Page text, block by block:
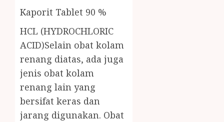
Kaporit Tablet 90 %
HCL (HYDROCHLORIC
ACID)Selain obat kolam
renang diatas, ada juga
jenis obat kolam
renang lain yang
bersifat keras dan
jarang digunakan. Obat